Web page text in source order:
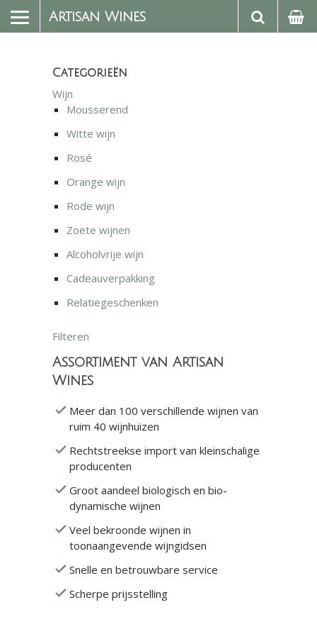
Artisan Wines
Categorieën
Wijn
Mousserend
Witte wijn
Rosé
Orange wijn
Rode wijn
Zoete wijnen
Alcoholvrije wijn
Cadeauverpakking
Relatiegeschenken
Filteren
Assortiment van Artisan
Wines
Meer dan 100 verschillende wijnen van
ruim 40 wijnhuizen
Rechtstreekse import van kleinschalige
producenten
Groot aandeel biologisch en bio-
dynamische wijnen
Veel bekroonde wijnen in
toonaangevende wijngidsen
Snelle en betrouwbare service
Scherpe prijsstelling